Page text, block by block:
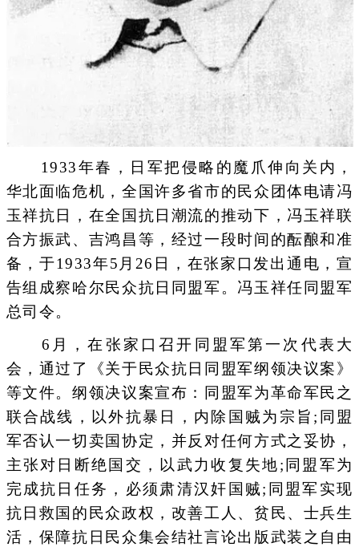
1933年春，日军把侵略的魔爪伸向关内，
华北面临危机，全国许多省市的民众团体电请冯
玉祥抗日，在全国抗日潮流的推动下，冯玉祥联
合方振武、吉鸿昌等，经过一段时间的酝酿和准
备，于1933年5月26日，在张家口发出通电，宣
告组成察哈尔民众抗日同盟军。冯玉祥任同盟军
总司令。
6月，在张家口召开同盟军第一次代表大
会，通过了《关于民众抗日同盟军纲领决议案》
等文件。纲领决议案宣布：同盟军为革命军民之
联合战线，以外抗暴日，内除国贼为宗旨;同盟
军否认一切卖国协定，并反对任何方式之妥协，
主张对日断绝国交，以武力收复失地;同盟军为
完成抗日任务，必须肃清汉奸国贼;同盟军实现
抗日救国的民众政权，改善工人、贫民、士兵生
活，保障抗日民众集会结社言论出版武装之自由